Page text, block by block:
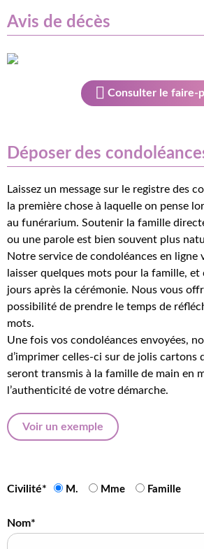
Avis de décès
Consulter le faire-
Déposer des
Laissez un message sur le registre des
la première chose à laquelle on pense
au funérarium. Soutenir la famille
ou une parole est bien souvent plus
Notre service de condoléances en ligne
laisser quelques mots pour la famille, et
jours après la cérémonie. Nous vous
possibilité de prendre le temps de
mots.
Une fois vos condoléances envoyées,
d’imprimer celles-ci sur de jolis cartons
seront transmis à la famille de main en
l’authenticité de votre démarche.
Voir un exemple
Civilité* M. Mme Famille
Nom*